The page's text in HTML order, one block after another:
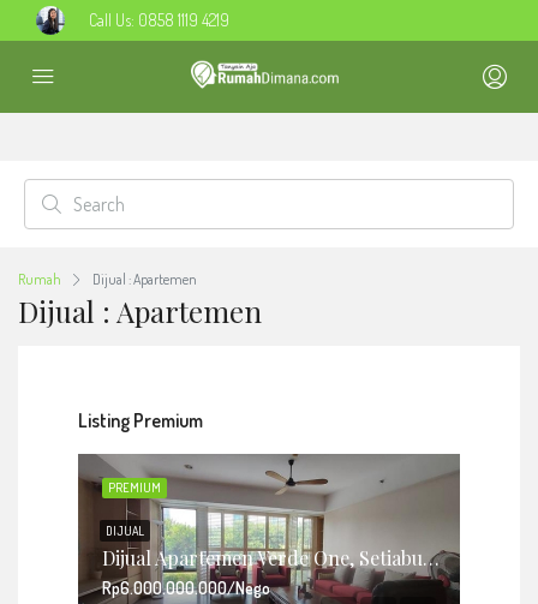
Call Us: 0858 1119 4219
Rumah Dijual : Apartemen
Dijual : Apartemen
Listing Premium
Dijual Apartemen Verde One, Setiabudi, Kuningan, Jakarta Selatan
Rp6.000.000.000/Nego
DIJUAL
PREMIUM